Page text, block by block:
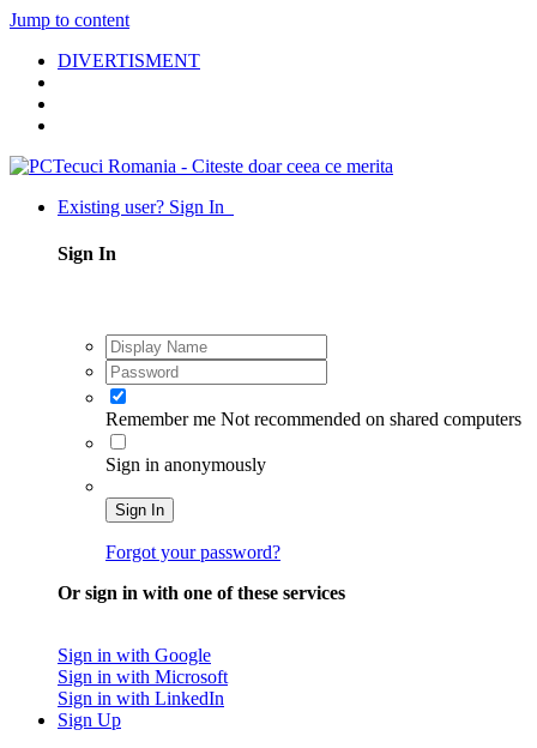
Jump to content
DIVERTISMENT
Existing user? Sign In
Sign In
Remember me Not recommended on shared computers
Sign in anonymously
Sign In
Forgot your password?
Or sign in with one of these services
Sign in with Google
Sign in with Microsoft
Sign in with LinkedIn
Sign Up